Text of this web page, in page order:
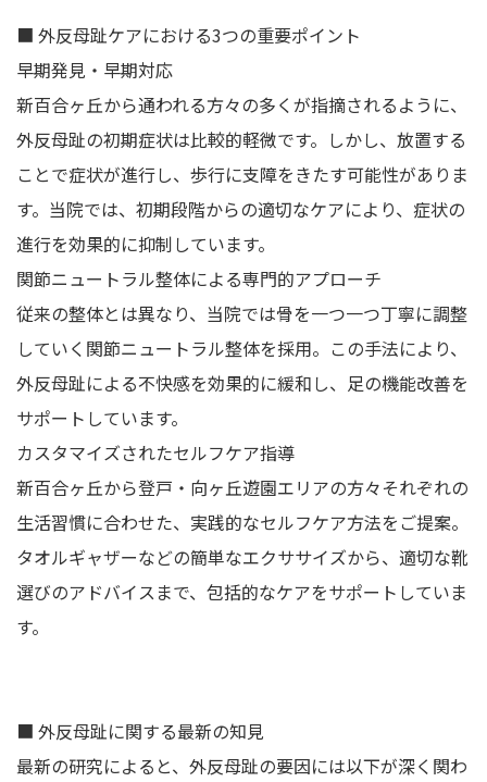
■ 外反母趾ケアにおける3つの重要ポイント
早期発見・早期対応
新百合ヶ丘から通われる方々の多くが指摘されるように、
外反母趾の初期症状は比較的軽微です。しかし、放置する
ことで症状が進行し、歩行に支障をきたす可能性がありま
す。当院では、初期段階からの適切なケアにより、症状の
進行を効果的に抑制しています。
関節ニュートラル整体による専門的アプローチ
従来の整体とは異なり、当院では骨を一つ一つ丁寧に調整
していく関節ニュートラル整体を採用。この手法により、
外反母趾による不快感を効果的に緩和し、足の機能改善を
サポートしています。
カスタマイズされたセルフケア指導
新百合ヶ丘から登戸・向ヶ丘遊園エリアの方々それぞれの
生活習慣に合わせた、実践的なセルフケア方法をご提案。
タオルギャザーなどの簡単なエクササイズから、適切な靴
選びのアドバイスまで、包括的なケアをサポートしていま
す。
■ 外反母趾に関する最新の知見
最新の研究によると、外反母趾の要因には以下が深く関わ